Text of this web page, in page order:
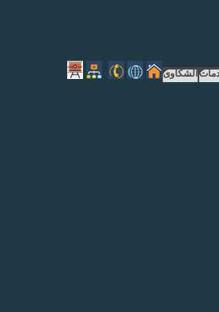
إجراءات الموقع